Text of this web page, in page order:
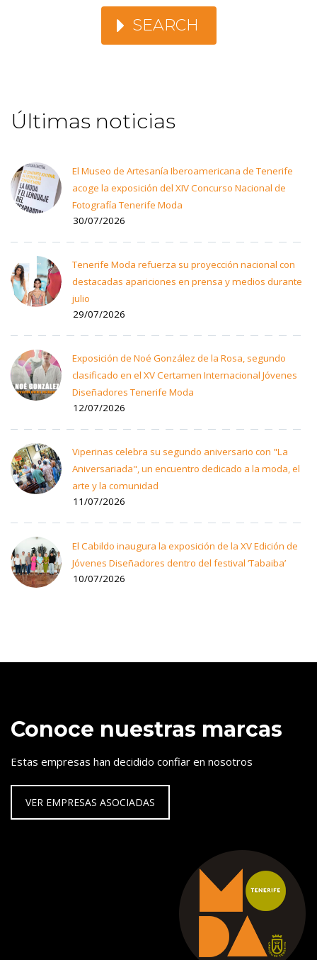
SEARCH
Últimas noticias
El Museo de Artesanía Iberoamericana de Tenerife
acoge la exposición del XIV Concurso Nacional de
Fotografía Tenerife Moda
30/07/2026
Tenerife Moda refuerza su proyección nacional con
destacadas apariciones en prensa y medios durante
julio
29/07/2026
Exposición de Noé González de la Rosa, segundo
clasificado en el XV Certamen Internacional Jóvenes
Diseñadores Tenerife Moda
12/07/2026
Viperinas celebra su segundo aniversario con "La
Aniversariada", un encuentro dedicado a la moda, el
arte y la comunidad
11/07/2026
El Cabildo inaugura la exposición de la XV Edición de
Jóvenes Diseñadores dentro del festival ‘Tabaiba’
10/07/2026
Conoce nuestras marcas
Estas empresas han decidido confiar en nosotros
VER EMPRESAS ASOCIADAS